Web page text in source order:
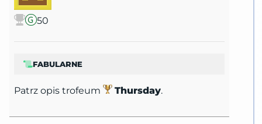
50
FABULARNE
Patrz opis trofeum Thursday.